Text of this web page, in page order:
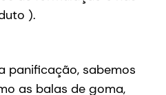
).
panificação, sabemos
as balas de goma,